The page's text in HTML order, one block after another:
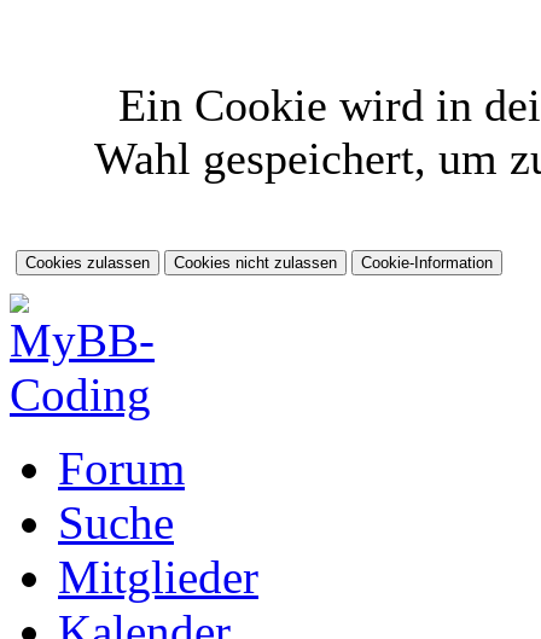
Ein Cookie wird in
Wahl gespeichert, um
Forum
Suche
Mitglieder